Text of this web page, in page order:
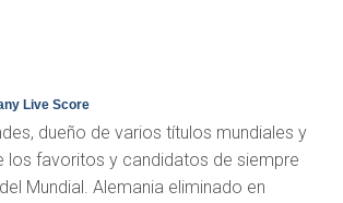
Live Score
dueño de varios títulos mundiales y
los favoritos y candidatos de siempre
Mundial. Alemania eliminado en